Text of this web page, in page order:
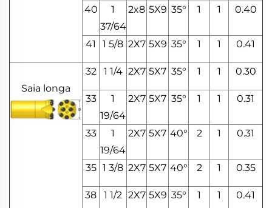
40
1
37/64
2x8 5X9 35° 1 1 0.40
41 1 5/8 2X7 5X9 35° 1 1 0.41
Saia longa
32 1 1/4 2X7 5X7 35° 1 1 0.30
33
1
19/64
2X7 5X7 35° 1 1 0.31
33
1
19/64
2X7 5X7 40° 2 1 0.31
35 1 3/8 2X7 5X7 40° 2 1 0.35
38 1 1/2 2X7 5X9 35° 1 1 0.41